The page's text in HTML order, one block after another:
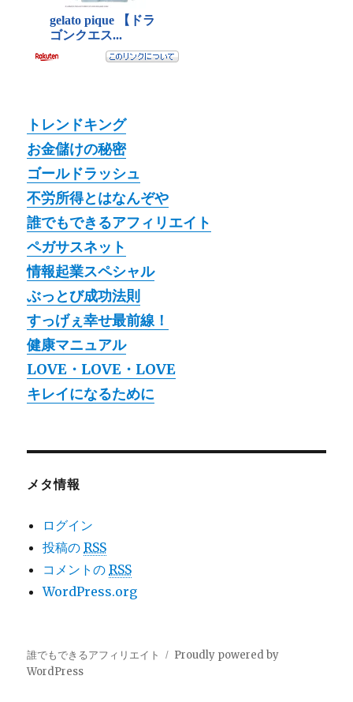
トレンドキング
お金儲けの秘密
ゴールドラッシュ
不労所得とはなんぞや
誰でもできるアフィリエイト
ペガサスネット
情報起業スペシャル
ぶっとび成功法則
すっげぇ幸せ最前線！
健康マニュアル
LOVE・LOVE・LOVE
キレイになるために
メタ情報
ログイン
投稿のRSS
コメントのRSS
WordPress.org
誰でもできるアフィリエイト
Proudly powered by
WordPress